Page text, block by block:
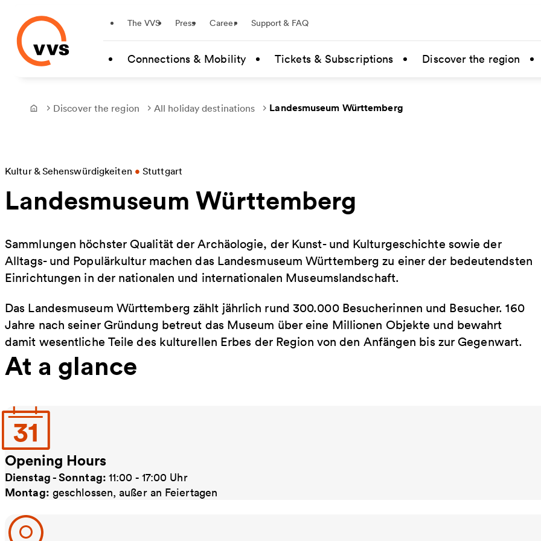
Skip to main content
The VVS Press Career Support & FAQ
Connections & Mobility Tickets & Subscriptions Discover the region
Frontpage
Discover the region All holiday destinations Landesmuseum Württemberg
Kultur & Sehenswürdigkeiten • Stuttgart
Landesmuseum Württemberg
Sammlungen höchster Qualität der Archäologie, der Kunst- und Kulturgeschichte sowie der
Alltags- und Populärkultur machen das Landesmuseum Württemberg zu einer der bedeutendsten
Einrichtungen in der nationalen und internationalen Museumslandschaft.
Das Landesmuseum Württemberg zählt jährlich rund 300.000 Besucherinnen und Besucher. 160
Jahre nach seiner Gründung betreut das Museum über eine Millionen Objekte und bewahrt
damit wesentliche Teile des kulturellen Erbes der Region von den Anfängen bis zur Gegenwart.
At a glance
Opening Hours
Dienstag - Sonntag: 11:00 - 17:00 Uhr
Montag: geschlossen, außer an Feiertagen